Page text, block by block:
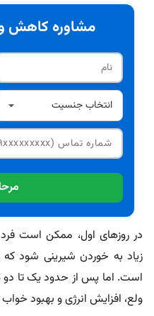
مشاوره کاهش
در روزهای اول، ممکن است
زیاد به خوردن شیرینی شود
است. اما پس از حدود یک تا دو
ولع، افزایش انرژی و بهبود